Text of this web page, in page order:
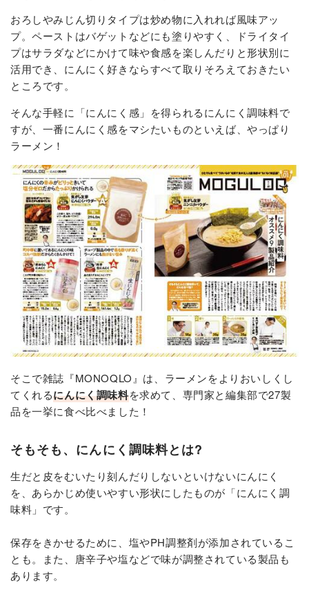
おろしやみじん切りタイプは炒め物に入れれば風味アッ
プ。ペーストはバゲットなどにも塗りやすく、ドライタイ
プはサラダなどにかけて味や食感を楽しんだりと形状別に
活用でき、にんにく好きならすべて取りそろえておきたい
ところです。
そんな手軽に「にんにく感」を得られるにんにく調味料で
すが、一番にんにく感をマシたいものといえば、やっぱり
ラーメン！
そこで雑誌『MONOQLO』は、ラーメンをよりおいしくし
てくれるにんにく調味料を求めて、専門家と編集部で27製
品を一挙に食べ比べました！
そもそも、にんにく調味料とは?
生だと皮をむいたり刻んだりしないといけないにんにく
を、あらかじめ使いやすい形状にしたものが「にんにく調
味料」です。
保存をきかせるために、塩やPH調整剤が添加されているこ
とも。また、唐辛子や塩などで味が調整されている製品も
あります。